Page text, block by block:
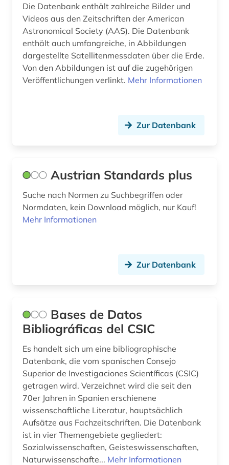
katastrophen (1)
kernphysik (2)
klassik stiftung weimar (1)
klassik stiftung weimar. direktion museen (2)
klimageschichte (1)
klimawandel (2)
kultur (2)
kulturerbe (1)
laborbuch (1)
laborheft (1)
latein (1)
lateinamerika (1)
lexikon (2)
linguistik (1)
literaturwissenschaft (1)
Die Datenbank enthält zahlreiche Bilder und
Videos aus den Zeitschriften der American
Astronomical Society (AAS). Die Datenbank
enthält auch umfangreiche, in Abbildungen
dargestellte Satellitenmessdaten über die Erde.
Von den Abbildungen ist auf die zugehörigen
Veröffentlichungen verlinkt. Mehr Informationen
Zur Datenbank
Austrian Standards plus
Suche nach Normen zu Suchbegriffen oder
Normdaten, kein Download möglich, nur Kauf!
Mehr Informationen
Zur Datenbank
Bases de Datos
Bibliográficas del CSIC
Es handelt sich um eine bibliographische
Datenbank, die vom spanischen Consejo
Superior de Investigaciones Scientíficas (CSIC)
getragen wird. Verzeichnet wird die seit den
70er Jahren in Spanien erschienene
wissenschaftliche Literatur, hauptsächlich
Aufsätze aus Fachzeitschriften. Die Datenbank
ist in vier Themengebiete gegliedert:
Sozialwissenschaften, Geisteswissenschaften,
Naturwissenschafte... Mehr Informationen